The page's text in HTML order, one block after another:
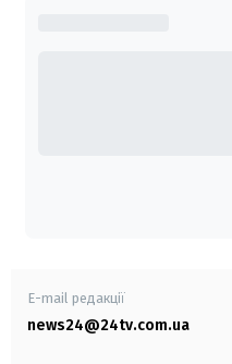
E-mail редакції
news24@24tv.com.ua